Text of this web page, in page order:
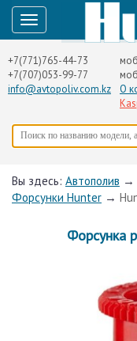
+7(771)765-44-73
+7(707)053-99-77
info@avtopoliv.com.kz
О
Вы здесь: Автополив →
Форсунки Hunter →
Форсунка